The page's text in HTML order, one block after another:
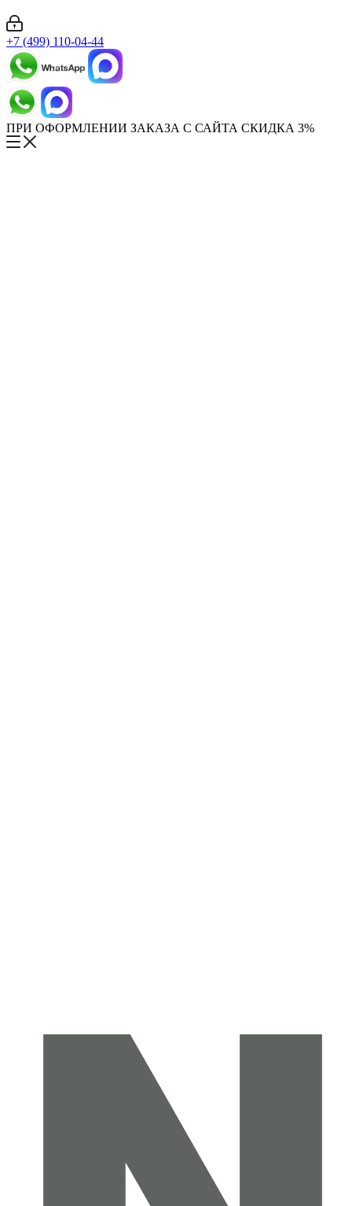
+7 (499) 110-04-44
ПРИ ОФОРМЛЕНИИ ЗАКАЗА С САЙТА СКИДКА 3%